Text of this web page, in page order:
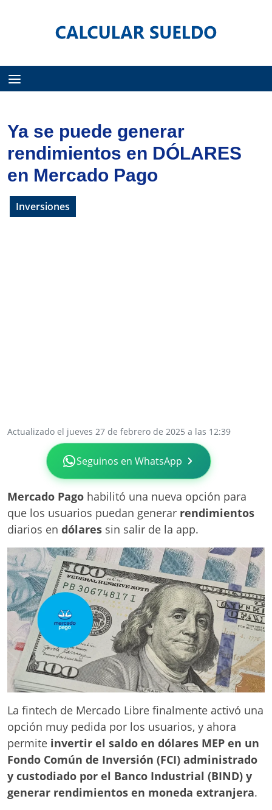
Ya se puede generar
rendimientos en DÓLARES
en Mercado Pago
Inversiones
Actualizado el jueves 27 de febrero de 2025 a las 12:39
Seguinos en WhatsApp
Mercado Pago habilitó una nueva opción para
que los usuarios puedan generar rendimientos
diarios en dólares sin salir de la app.
La fintech de Mercado Libre finalmente activó una
opción muy pedida por los usuarios, y ahora
permite invertir el saldo en dólares MEP en un
Fondo Común de Inversión (FCI) administrado
y custodiado por el Banco Industrial (BIND) y
generar rendimientos en moneda extranjera.